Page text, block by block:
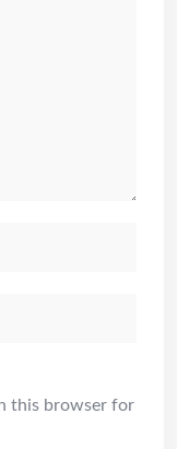
this browser for